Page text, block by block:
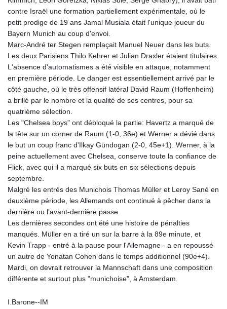
contre Israël une formation partiellement expérimentale, où le
petit prodige de 19 ans Jamal Musiala était l'unique joueur du
Bayern Munich au coup d'envoi.
Marc-André ter Stegen remplaçait Manuel Neuer dans les buts.
Les deux Parisiens Thilo Kehrer et Julian Draxler étaient titulaires.
L'absence d'automatismes a été visible en attaque, notamment
en première période. Le danger est essentiellement arrivé par le
côté gauche, où le très offensif latéral David Raum (Hoffenheim)
a brillé par le nombre et la qualité de ses centres, pour sa
quatrième sélection.
Les "Chelsea boys" ont débloqué la partie: Havertz a marqué de
la tête sur un corner de Raum (1-0, 36e) et Werner a dévié dans
le but un coup franc d'Ilkay Gündogan (2-0, 45e+1). Werner, à la
peine actuellement avec Chelsea, conserve toute la confiance de
Flick, avec qui il a marqué six buts en six sélections depuis
septembre.
Malgré les entrés des Munichois Thomas Müller et Leroy Sané en
deuxième période, les Allemands ont continué à pêcher dans la
dernière ou l'avant-dernière passe.
Les dernières secondes ont été une histoire de pénalties
manqués. Müller en a tiré un sur la barre à la 89e minute, et
Kevin Trapp - entré à la pause pour l'Allemagne - a en repoussé
un autre de Yonatan Cohen dans le temps additionnel (90e+4).
Mardi, on devrait retrouver la Mannschaft dans une composition
différente et surtout plus "munichoise", à Amsterdam.
I.Barone--IM